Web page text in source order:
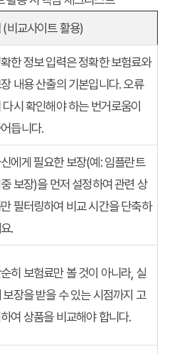
(비교사이트 활용)
한 정보 입력은 정확한 보험료와
내용 산출의 기본입니다. 오류
다시 확인해야 하는 번거로움이
듭니다.
에게 필요한 보장(예: 임플란트
보장)을 먼저 설정하여 관련 상
필터링하여 비교 시간을 단축하
.
히 보험료만 볼 것이 아니라, 실
보장을 받을 수 있는 시점까지 고
여 상품을 비교해야 합니다.